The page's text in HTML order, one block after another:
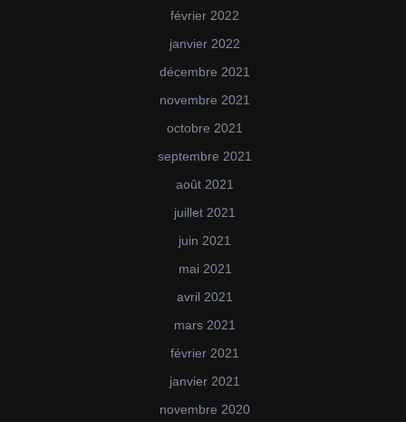
février 2022
janvier 2022
décembre 2021
novembre 2021
octobre 2021
septembre 2021
août 2021
juillet 2021
juin 2021
mai 2021
avril 2021
mars 2021
février 2021
janvier 2021
novembre 2020